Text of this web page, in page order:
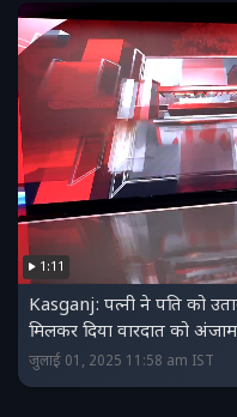
1:11
Kasganj: पत्नी ने पति को
मिलकर दिया वारदात को
जुलाई 01, 2025 11:58 am IST